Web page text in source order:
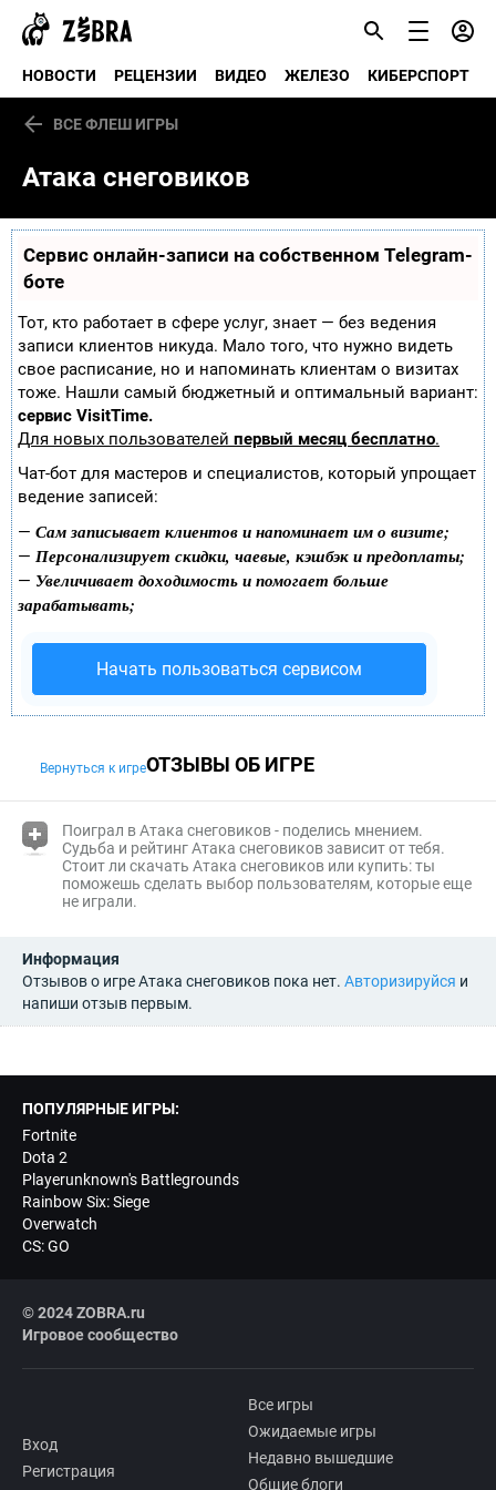
НОВОСТИ РЕЦЕНЗИИ ВИДЕО ЖЕЛЕЗО КИБЕРСПОРТ
ВСЕ ФЛЕШ ИГРЫ
Атака снеговиков
Сервис онлайн-записи на собственном Telegram-
боте
Тот, кто работает в сфере услуг, знает — без ведения
записи клиентов никуда. Мало того, что нужно видеть
свое расписание, но и напоминать клиентам о визитах
тоже. Нашли самый бюджетный и оптимальный вариант:
сервис VisitTime.
Для новых пользователей первый месяц бесплатно.
Чат-бот для мастеров и специалистов, который упрощает
ведение записей:
— Сам записывает клиентов и напоминает им о визите;
— Персонализирует скидки, чаевые, кэшбэк и предоплаты;
— Увеличивает доходимость и помогает больше
зарабатывать;
Начать пользоваться сервисом
Вернуться к игреОТЗЫВЫ ОБ ИГРЕ
Поиграл в Атака снеговиков - поделись мнением.
Судьба и рейтинг Атака снеговиков зависит от тебя.
Стоит ли скачать Атака снеговиков или купить: ты
поможешь сделать выбор пользователям, которые еще
не играли.
Информация
Отзывов о игре Атака снеговиков пока нет. Авторизируйся и
напиши отзыв первым.
ПОПУЛЯРНЫЕ ИГРЫ:
Fortnite
Dota 2
Playerunknown's Battlegrounds
Rainbow Six: Siege
Overwatch
CS: GO
© 2024 ZOBRA.ru
Игровое сообщество
Вход
Регистрация
Все игры
Ожидаемые игры
Недавно вышедшие
Общие блоги